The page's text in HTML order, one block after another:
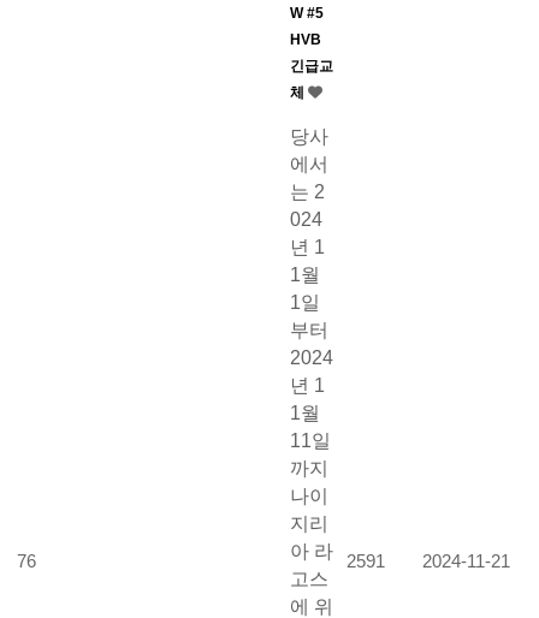
76
W #5
HVB
긴급교
체
당사
에서
는 2
024
년 1
1월
1일
부터
2024
년 1
1월
11일
까지
나이
지리
아 라
고스
에 위
2591 2024-11-21